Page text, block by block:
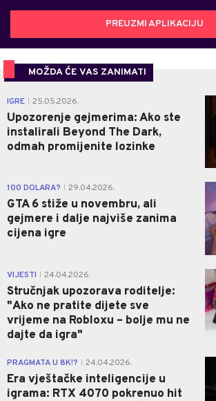
PREUZMI APLIKACIJU
MOŽDA ĆE VAS ZANIMATI
IGRE 25.05.2026.
Upozorenje gejmerima: Ako ste
instalirali Beyond The Dark,
odmah promijenite lozinke
100 DOLARA? 29.04.2026.
GTA 6 stiže u novembru, ali
gejmere i dalje najviše zanima
cijena igre
VIJESTI 24.04.2026.
Stručnjak upozorava roditelje:
"Ako ne pratite dijete sve
vrijeme na Robloxu – bolje mu ne
dajte da igra"
PRAGMATA U 8K!? 24.04.2026.
Era vještačke inteligencije u
igrama: RTX 4070 pokrenuo hit